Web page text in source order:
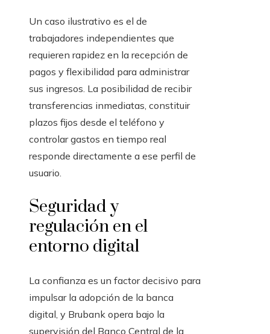
Un caso ilustrativo es el de
trabajadores independientes que
requieren rapidez en la recepción de
pagos y flexibilidad para administrar
sus ingresos. La posibilidad de recibir
transferencias inmediatas, constituir
plazos fijos desde el teléfono y
controlar gastos en tiempo real
responde directamente a ese perfil de
usuario.
Seguridad y
regulación en el
entorno digital
La confianza es un factor decisivo para
impulsar la adopción de la banca
digital, y Brubank opera bajo la
supervisión del Banco Central de la